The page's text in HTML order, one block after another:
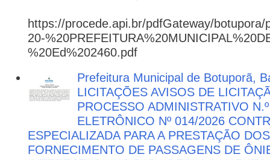
https://procede.api.br/pdfGateway/botupora/
20-
%20Ed%202460.pdf
Prefeitura Municipal de Botuporã,
LICITAÇÕES AVISOS DE
PROCESSO ADMINISTRATIVO
ELETRÔNICO Nº 014/2026
ESPECIALIZADA PARA A PRESTAÇÃO
FORNECIMENTO DE PASSAGENS DE